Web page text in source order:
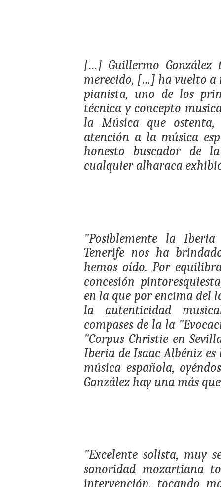
[…] Guillermo
merecido, […] ha vuelto a
pianista, uno de los
técnica y concepto
la Música que
atención a la música
honesto buscador de
cualquier alharaca
"Posiblemente la
Tenerife nos ha
hemos oído. Por
concesión
en la que por encima del
la autenticidad
compases de la la
"Corpus Christie en
Iberia de Isaac Albéniz
música española,
González hay una más
"Excelente solista, muy
sonoridad mozartiana
intervención, tocando